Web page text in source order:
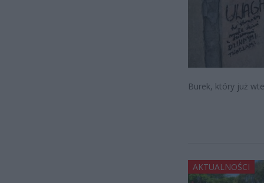
Burek, który już
AKTUALNOŚCI